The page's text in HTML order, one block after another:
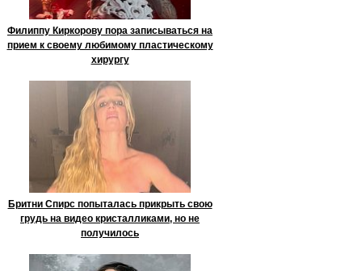
Филиппу Киркорову пора записываться на
прием к своему любимому пластическому
хирургу
Бритни Спирс попыталась прикрыть свою
грудь на видео кристалликами, но не
получилось